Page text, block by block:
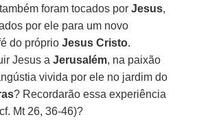
foram tocados porJesus,
por ele para um novo
do próprioJesus Cristo.
Jesus aJerusalém, na paixão
vivida por ele no jardim do
? Recordarão essa experiência
Mt 26, 36-46)?